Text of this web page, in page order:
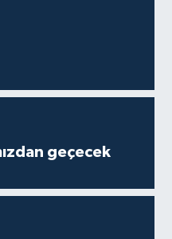
geçecek